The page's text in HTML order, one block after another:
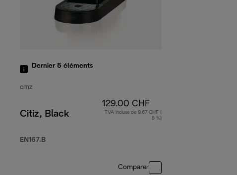
Dernier 5 éléments
CITIZ
Citiz, Black
EN167.B
129.00 CHF
TVA incluse de 9.67 CHF (
8 %)
Comparer